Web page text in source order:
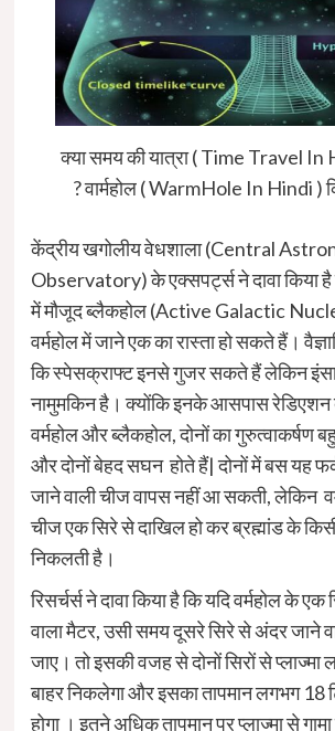
क्या समय की यात्रा ( Time Travel
? वार्महोल ( WarmHole In Hindi )
केंद्रीय खगोलीय वेधशाला (Central
Observatory) के एक्सपर्ट्स ने दावा किया
में मौजूद ब्लैकहोल (Active Galactic
वर्महोल में जाने एक का रास्ता हो सकते हैं।
कि स्पेसक्राफ्ट इनसे गुजर सकते हैं लेकिन
नामुमकिन है। क्योंकि इनके आसपास रेडिएशन
वर्महोल और ब्लैकहोल, दोनों का गुरुत्वाकर्षण
और दोनों बेहद सघन होते हैं| दोनों में बस यह
जाने वाली चीज वापस नहीं आ सकती, लेकिन
चीज एक सिरे से दाखिल हो कर ब्रह्मांड के
निकलती है।
रिसर्चर्स ने दावा किया है कि यदि वर्महोल के
वाला मैटर, उसी समय दूसरे सिरे से अंदर जाने
जाए। तो इसकी वजह से दोनों सिरों से प्लाज्मा
बाहर निकलेगा और इसका तापमान लगभग 18
होगा । इतने अधिक तापमान पर प्लाज्मा से